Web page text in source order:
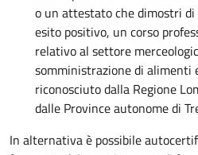
o un attestato che dimostri
esito positivo, un corso
relativo al settore
somministrazione di alimenti
riconosciuto dalla Regione
dalle Province autonome di
In alternativa è possibile